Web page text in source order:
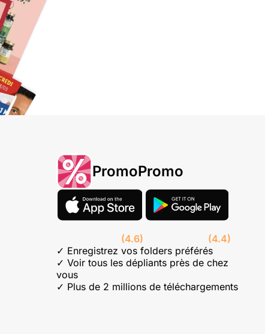
PromoPromo
(4.6)
(4.4)
✓ Enregistrez vos folders préférés
✓ Voir tous les dépliants près de chez
vous
✓ Plus de 2 millions de téléchargements